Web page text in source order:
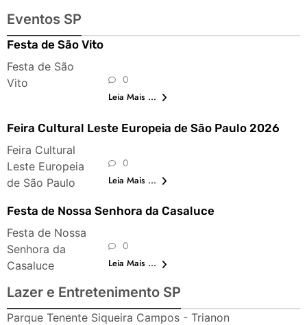
Eventos SP
Festa de São Vito
Festa de São
Vito
0
Leia Mais ...
Feira Cultural Leste Europeia de São Paulo 2026
Feira Cultural
Leste Europeia
de São Paulo
0
Leia Mais ...
Festa de Nossa Senhora da Casaluce
Festa de Nossa
Senhora da
Casaluce
0
Leia Mais ...
Lazer e Entretenimento SP
Parque Tenente Siqueira Campos - Trianon